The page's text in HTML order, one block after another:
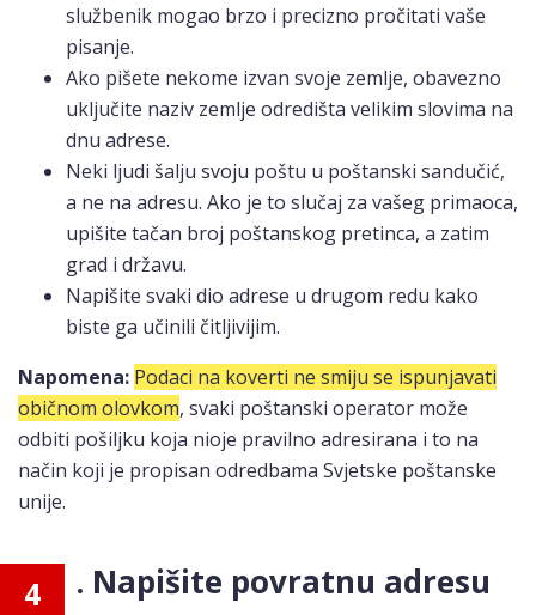
službenik mogao brzo i precizno pročitati vaše
pisanje.
Ako pišete nekome izvan svoje zemlje, obavezno
uključite naziv zemlje odredišta velikim slovima na
dnu adrese.
Neki ljudi šalju svoju poštu u poštanski sandučić,
a ne na adresu. Ako je to slučaj za vašeg primaoca,
upišite tačan broj poštanskog pretinca, a zatim
grad i državu.
Napišite svaki dio adrese u drugom redu kako
biste ga učinili čitljivijim.
Napomena: Podaci na koverti ne smiju se ispunjavati
običnom olovkom, svaki poštanski operator može
odbiti pošiljku koja nioje pravilno adresirana i to na
način koji je propisan odredbama Svjetske poštanske
unije.
4 . Napišite povratnu adresu